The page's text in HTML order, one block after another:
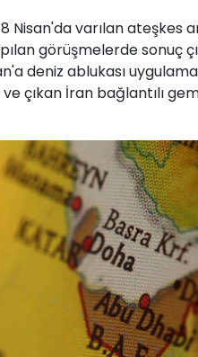
Nisan'da varılan ateşkes
görüşmelerde sonuç
deniz ablukası
ve çıkan İran bağlantılı